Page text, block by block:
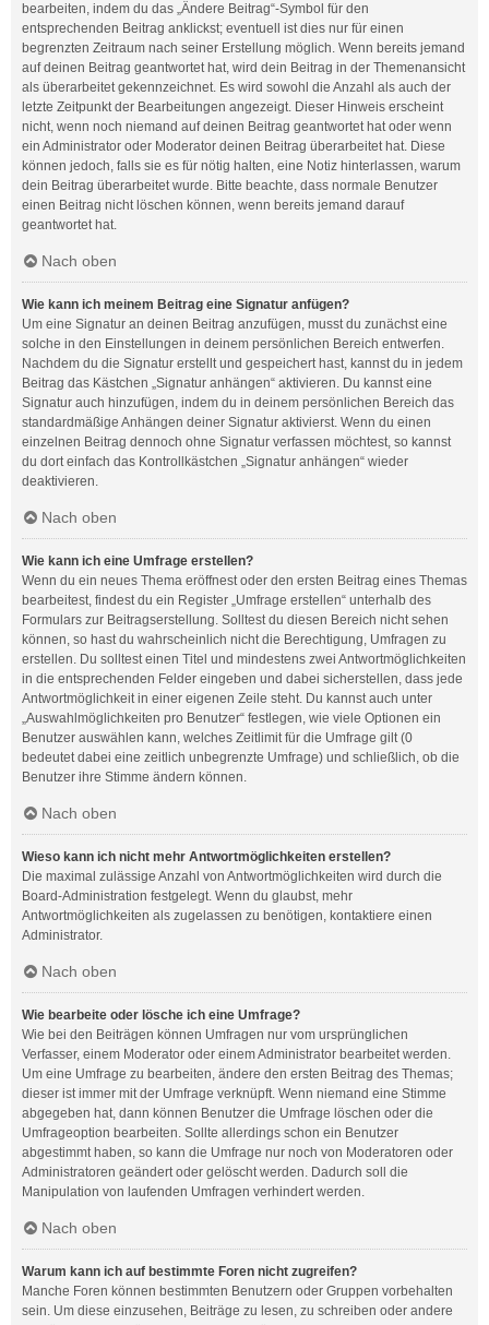
bearbeiten, indem du das „Ändere Beitrag“-Symbol für den
entsprechenden Beitrag anklickst; eventuell ist dies nur für einen
begrenzten Zeitraum nach seiner Erstellung möglich. Wenn bereits jemand
auf deinen Beitrag geantwortet hat, wird dein Beitrag in der Themenansicht
als überarbeitet gekennzeichnet. Es wird sowohl die Anzahl als auch der
letzte Zeitpunkt der Bearbeitungen angezeigt. Dieser Hinweis erscheint
nicht, wenn noch niemand auf deinen Beitrag geantwortet hat oder wenn
ein Administrator oder Moderator deinen Beitrag überarbeitet hat. Diese
können jedoch, falls sie es für nötig halten, eine Notiz hinterlassen, warum
dein Beitrag überarbeitet wurde. Bitte beachte, dass normale Benutzer
einen Beitrag nicht löschen können, wenn bereits jemand darauf
geantwortet hat.
Nach oben
Wie kann ich meinem Beitrag eine Signatur anfügen?
Um eine Signatur an deinen Beitrag anzufügen, musst du zunächst eine
solche in den Einstellungen in deinem persönlichen Bereich entwerfen.
Nachdem du die Signatur erstellt und gespeichert hast, kannst du in jedem
Beitrag das Kästchen „Signatur anhängen“ aktivieren. Du kannst eine
Signatur auch hinzufügen, indem du in deinem persönlichen Bereich das
standardmäßige Anhängen deiner Signatur aktivierst. Wenn du einen
einzelnen Beitrag dennoch ohne Signatur verfassen möchtest, so kannst
du dort einfach das Kontrollkästchen „Signatur anhängen“ wieder
deaktivieren.
Nach oben
Wie kann ich eine Umfrage erstellen?
Wenn du ein neues Thema eröffnest oder den ersten Beitrag eines Themas
bearbeitest, findest du ein Register „Umfrage erstellen“ unterhalb des
Formulars zur Beitragserstellung. Solltest du diesen Bereich nicht sehen
können, so hast du wahrscheinlich nicht die Berechtigung, Umfragen zu
erstellen. Du solltest einen Titel und mindestens zwei Antwortmöglichkeiten
in die entsprechenden Felder eingeben und dabei sicherstellen, dass jede
Antwortmöglichkeit in einer eigenen Zeile steht. Du kannst auch unter
„Auswahlmöglichkeiten pro Benutzer“ festlegen, wie viele Optionen ein
Benutzer auswählen kann, welches Zeitlimit für die Umfrage gilt (0
bedeutet dabei eine zeitlich unbegrenzte Umfrage) und schließlich, ob die
Benutzer ihre Stimme ändern können.
Nach oben
Wieso kann ich nicht mehr Antwortmöglichkeiten erstellen?
Die maximal zulässige Anzahl von Antwortmöglichkeiten wird durch die
Board-Administration festgelegt. Wenn du glaubst, mehr
Antwortmöglichkeiten als zugelassen zu benötigen, kontaktiere einen
Administrator.
Nach oben
Wie bearbeite oder lösche ich eine Umfrage?
Wie bei den Beiträgen können Umfragen nur vom ursprünglichen
Verfasser, einem Moderator oder einem Administrator bearbeitet werden.
Um eine Umfrage zu bearbeiten, ändere den ersten Beitrag des Themas;
dieser ist immer mit der Umfrage verknüpft. Wenn niemand eine Stimme
abgegeben hat, dann können Benutzer die Umfrage löschen oder die
Umfrageoption bearbeiten. Sollte allerdings schon ein Benutzer
abgestimmt haben, so kann die Umfrage nur noch von Moderatoren oder
Administratoren geändert oder gelöscht werden. Dadurch soll die
Manipulation von laufenden Umfragen verhindert werden.
Nach oben
Warum kann ich auf bestimmte Foren nicht zugreifen?
Manche Foren können bestimmten Benutzern oder Gruppen vorbehalten
sein. Um diese einzusehen, Beiträge zu lesen, zu schreiben oder andere